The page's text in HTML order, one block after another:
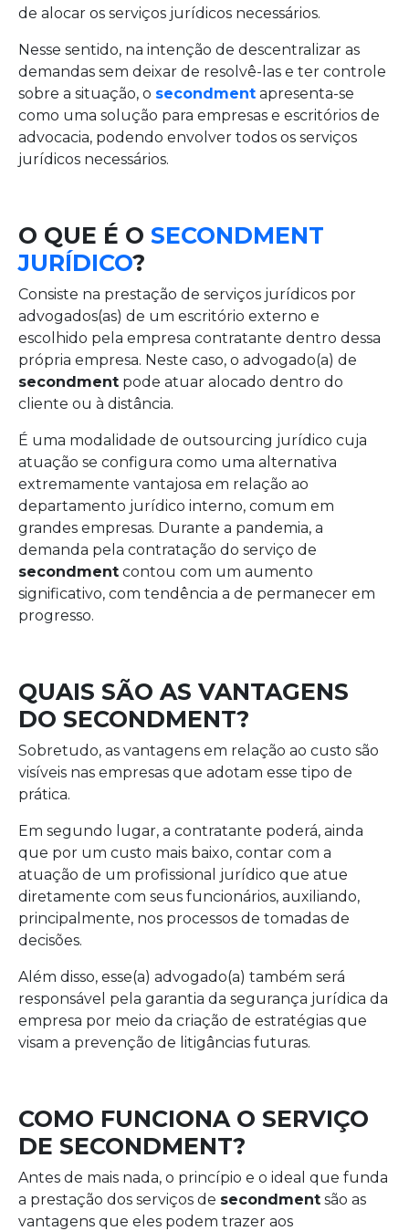
de alocar os serviços jurídicos necessários.
Nesse sentido, na intenção de descentralizar as
demandas sem deixar de resolvê-las e ter controle
sobre a situação, o secondment apresenta-se
como uma solução para empresas e escritórios de
advocacia, podendo envolver todos os serviços
jurídicos necessários.
O QUE É O SECONDMENT
JURÍDICO?
Consiste na prestação de serviços jurídicos por
advogados(as) de um escritório externo e
escolhido pela empresa contratante dentro dessa
própria empresa. Neste caso, o advogado(a) de
secondment pode atuar alocado dentro do
cliente ou à distância.
É uma modalidade de outsourcing jurídico cuja
atuação se configura como uma alternativa
extremamente vantajosa em relação ao
departamento jurídico interno, comum em
grandes empresas. Durante a pandemia, a
demanda pela contratação do serviço de
secondment contou com um aumento
significativo, com tendência a de permanecer em
progresso.
QUAIS SÃO AS VANTAGENS
DO SECONDMENT?
Sobretudo, as vantagens em relação ao custo são
visíveis nas empresas que adotam esse tipo de
prática.
Em segundo lugar, a contratante poderá, ainda
que por um custo mais baixo, contar com a
atuação de um profissional jurídico que atue
diretamente com seus funcionários, auxiliando,
principalmente, nos processos de tomadas de
decisões.
Além disso, esse(a) advogado(a) também será
responsável pela garantia da segurança jurídica da
empresa por meio da criação de estratégias que
visam a prevenção de litigâncias futuras.
COMO FUNCIONA O SERVIÇO
DE SECONDMENT?
Antes de mais nada, o princípio e o ideal que funda
a prestação dos serviços de secondment são as
vantagens que eles podem trazer aos